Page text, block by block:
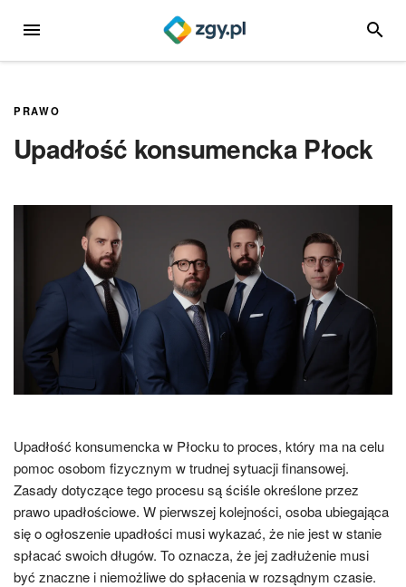
MENU
PRAWO
Upadłość konsumencka Płock
Upadłość konsumencka w Płocku to proces, który ma na celu
pomoc osobom fizycznym w trudnej sytuacji finansowej.
Zasady dotyczące tego procesu są ściśle określone przez
prawo upadłościowe. W pierwszej kolejności, osoba ubiegająca
się o ogłoszenie upadłości musi wykazać, że nie jest w stanie
spłacać swoich długów. To oznacza, że jej zadłużenie musi
być znaczne i niemożliwe do spłacenia w rozsądnym czasie.